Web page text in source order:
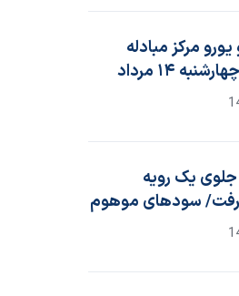
مرکز مبادله
ایران؛ امروز چهارشنبه ۱۴ مرداد
یک رویه
سود‌های موهوم